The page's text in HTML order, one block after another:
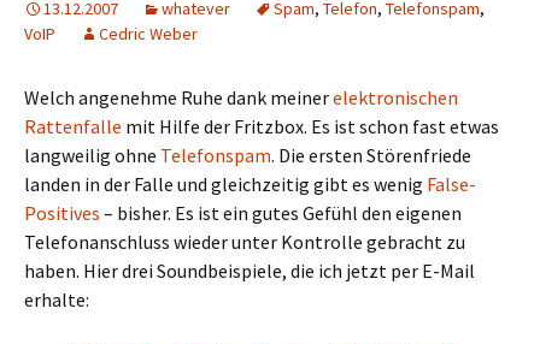
13.12.2007 whatever Spam, Telefon, Telefonspam,
VoIP
Cedric Weber
Welch angenehme Ruhe dank meinerelektronischen
Rattenfalle mit Hilfe der Fritzbox. Es ist schon fast etwas
langweilig ohne Telefonspam. Die ersten Störenfriede
landen in der Falle und gleichzeitig gibt es wenig False-
Positives – bisher. Es ist ein gutes Gefühl den eigenen
Telefonanschluss wieder unter Kontrolle gebracht zu
haben. Hier drei Soundbeispiele, die ich jetzt per E-Mail
erhalte: